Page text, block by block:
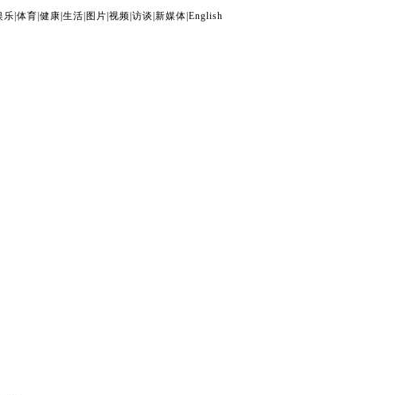
乐 体育 健康 生活 图片 视频 访谈 新媒体 English